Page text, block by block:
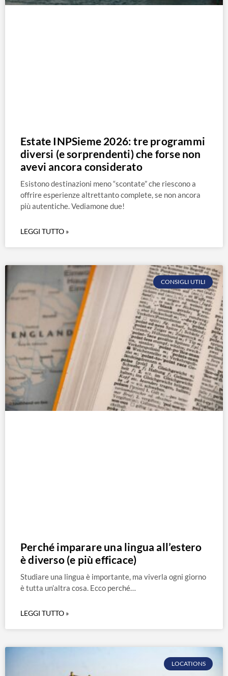
Estate INPSieme 2026: tre programmi
diversi (e sorprendenti) che forse non
avevi ancora considerato
Esistono destinazioni meno “scontate” che riescono a
offrire esperienze altrettanto complete, se non ancora
più autentiche. Vediamone due!
LEGGI TUTTO »
CONSIGLI UTILI
Perché imparare una lingua all’estero
è diverso (e più efficace)
Studiare una lingua è importante, ma viverla ogni giorno
è tutta un’altra cosa. Ecco perché…
LEGGI TUTTO »
LOCATIONS